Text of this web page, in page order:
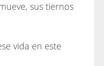
sus tiernos
vida en este